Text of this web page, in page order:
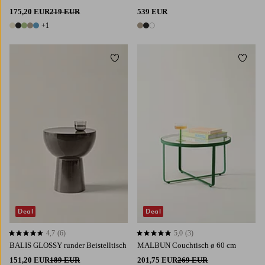
175,20 EUR219 EUR
6 Farben
+1
539 EUR
3 Farben
BALIS GLOSSY runder Beistelltisch
151,20 EUR189 EUR
4,7 basierend auf 6 Bewertungen
4,7 (6)
Deal
Zu Favoriten hinzufügen
MALBUN Couchtisch ø 60 cm
201,75 EUR269 EUR
5,0 basierend auf 3 Bewertungen
5,0 (3)
Deal
Zu